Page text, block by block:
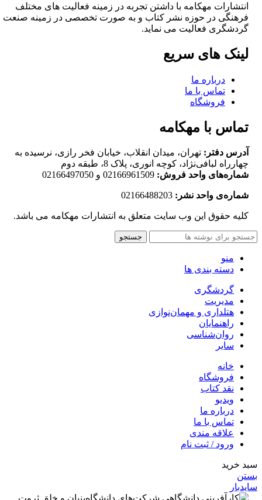
انتشارات مهکامه با داشتن تجربه در زمینه فعالیت های مختلف
فرهنگی در حوزه نشر کتاب و به صورت تخصصی در زمینه صنعت
گردشگری فعالیت می نماید.
لینک های سریع
درباره ما
تماس با ما
فروشگاه
تماس با مهکامه
آدرس دفتر: تهران، میدان انقلاب، خیابان فخر رازی، نرسیده به
چهارراه لبافی‌نژاد، کوچه انوری، پلاک 8، طبقه دوم
شماره‌های واحد فروش: 02166961509 و 02166497050
شماره‌‌ی واحد نشر:
کلیه حقوق این وب سایت متعلق به انتشارات مهکامه می باشد.
جستجو
منو
دسته بندی ها
گردشگری
مدیریت
هتلداری و مهمان‌نوازی
راهنمایان
روان‌شناسی
سایر
خانه
فروشگاه
نقد کتاب
ویدیو
درباره‌ ما
تماس با ما
علاقه مندی
ورود / ثبت نام
سبد خرید
بستن
سایدبار